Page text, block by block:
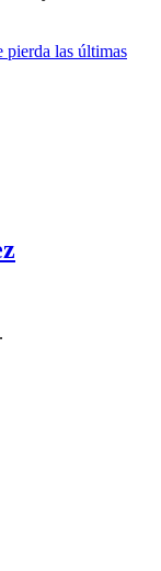
las últimas